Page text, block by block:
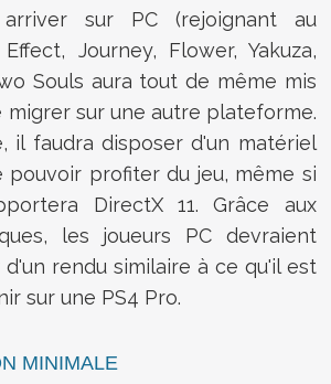
sur PC (rejoignant au
Journey, Flower, Yakuza,
Souls aura tout de même mis
migrer sur une autre plateforme.
il faudra disposer d'un matériel
pouvoir profiter du jeu, même si
DirectX 11. Grâce aux
les joueurs PC devraient
rendu similaire à ce qu'il est
sur une PS4 Pro.
MINIMALE